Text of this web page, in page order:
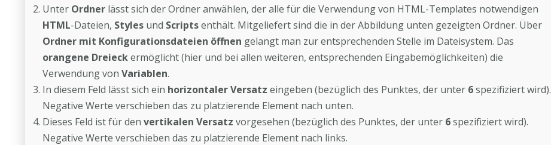
Unter Ordner lässt sich der Ordner anwählen, der alle für die Verwendung von HTML-Templates notwendigen
HTML-Dateien, Styles und Scriptsenthält. Mitgeliefert sind die in der Abbildung unten gezeigten Ordner. Über
Ordner mit Konfigurationsdateien öffnen gelangt man zur entsprechenden Stelle im Dateisystem. Das
orangene Dreieckermöglicht (hier und bei allen weiteren, entsprechenden Eingabemöglichkeiten) die
Verwendung von Variablen.
In diesem Feld lässt sich ein horizontaler Versatz eingeben (bezüglich des Punktes, der unter 6spezifiziert wird).
Negative Werte verschieben das zu platzierende Element nach unten.
Dieses Feld ist für den vertikalen Versatz vorgesehen (bezüglich des Punktes, der unter 6spezifiziert wird).
Negative Werte verschieben das zu platzierende Element nach links.